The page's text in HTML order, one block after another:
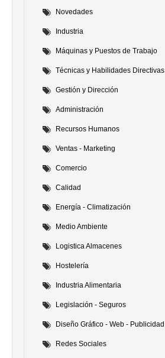
Novedades
Industria
Máquinas y Puestos de Trabajo
Técnicas y Habilidades Directivas
Gestión y Dirección
Administración
Recursos Humanos
Ventas - Marketing
Comercio
Calidad
Energía - Climatización
Medio Ambiente
Logistica Almacenes
Hostelería
Industria Alimentaria
Legislación - Seguros
Diseño Gráfico - Web - Publicidad
Redes Sociales